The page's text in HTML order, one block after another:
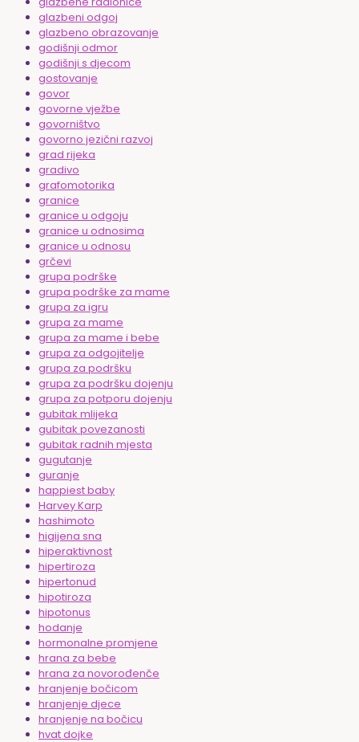
glazbeni odgoj
glazbeno obrazovanje
godišnji odmor
godišnji s djecom
gostovanje
govor
govorne vježbe
govorništvo
govorno jezični razvoj
grad rijeka
gradivo
grafomotorika
granice
granice u odgoju
granice u odnosima
granice u odnosu
grčevi
grupa podrške
grupa podrške za mame
grupa za igru
grupa za mame
grupa za mame i bebe
grupa za odgojitelje
grupa za podršku
grupa za podršku dojenju
grupa za potporu dojenju
gubitak mlijeka
gubitak povezanosti
gubitak radnih mjesta
gugutanje
guranje
happiest baby
Harvey Karp
hashimoto
higijena sna
hiperaktivnost
hipertiroza
hipertonud
hipotiroza
hipotonus
hodanje
hormonalne promjene
hrana za bebe
hrana za novorođenče
hranjenje bočicom
hranjenje djece
hranjenje na bočicu
hvat dojke